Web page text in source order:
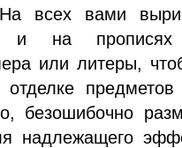
всех вами
и на прописях
или литеры,
безошибочно
надлежащего